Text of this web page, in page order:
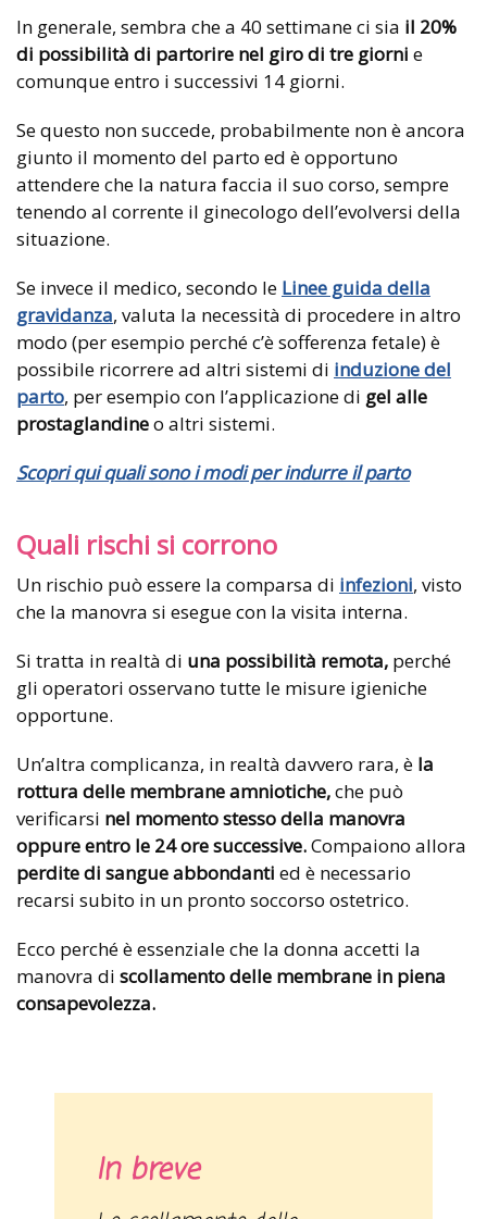
In generale, sembra che a 40 settimane ci sia il 20%
di possibilità di partorire nel giro di tre giorni e
comunque entro i successivi 14 giorni.
Se questo non succede, probabilmente non è ancora
giunto il momento del parto ed è opportuno
attendere che la natura faccia il suo corso, sempre
tenendo al corrente il ginecologo dell’evolversi della
situazione.
Se invece il medico, secondo le Linee guida della
gravidanza, valuta la necessità di procedere in altro
modo (per esempio perché c’è sofferenza fetale) è
possibile ricorrere ad altri sistemi di induzione del
parto, per esempio con l’applicazione di gel alle
prostaglandineo altri sistemi.
Scopri qui quali sono i modi per indurre il parto
Quali rischi si corrono
Un rischio può essere la comparsa di infezioni, visto
che la manovra si esegue con la visita interna.
Si tratta in realtà di una possibilità remota, perché
gli operatori osservano tutte le misure igieniche
opportune.
Un’altra complicanza, in realtà davvero rara, è la
rottura delle membrane amniotiche,che può
verificarsi nel momento stesso della manovra
oppure entro le 24 ore successive.Compaiono allora
perdite di sangue abbondanti ed è necessario
recarsi subito in un pronto soccorso ostetrico.
Ecco perché è essenziale che la donna accetti la
manovra di scollamento delle membrane in piena
consapevolezza.
In breve